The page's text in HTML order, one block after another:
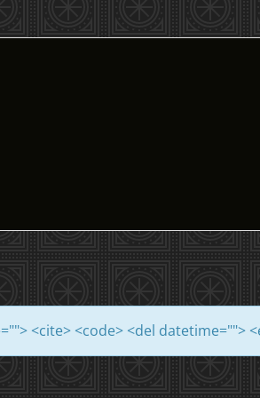
<cite> <code> <del datetime="">